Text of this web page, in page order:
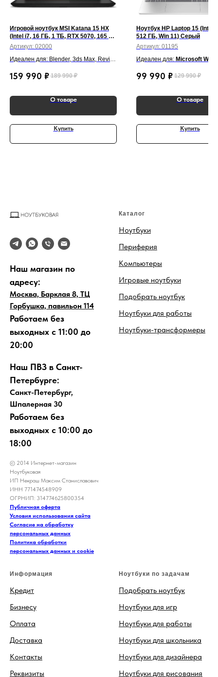
Игровой ноутбук MSI Katana 15 HX
(Intel i7, 16 ГБ, 1 ТБ, RTX 5070, 165 Гц,
Win 11) Черный
Артикул: 02000
Идеален для: Blender, 3ds Max, Revit,
Photoshop, Cyberpunk 2077, CS2
159 990 ₽ 189 990 ₽
О товаре
Купить
Ноутбук HP Laptop 15 (Intel
512 ГБ, Win 11) Серый
Артикул: 01195
Идеален для: Microsoft
Photoshop, Canva, браузер
99 990 ₽ 129 990 ₽
О товаре
Купить
Наш магазин по
адресу:
Москва, Барклая 8, ТЦ
Горбушка, павильон 114
Работаем без
выходных с 11:00 до
20:00
Наш ПВЗ в Санкт-
Петербурге:
Санкт-Петербург,
Шпалерная 30
Работаем без
выходных с 10:00 до
18:00
© 2014 Интернет-магазин
Ноутбуковая
ИП Некраш Максим Станиславович
ИНН 771474548909
ОГРНИП: 314774625800354
Публичная оферта
Условия использования сайта
Согласие на обработку
персональных данных
Политика обработки
персональных данных и cookie
Каталог
Ноутбуки
Периферия
Компьютеры
Игровые ноутбуки
Подобрать ноутбук
Ноутбуки для работы
Ноутбуки-трансформеры
Информация
Кредит
Бизнесу
Оплата
Доставка
Контакты
Реквизиты
Ноутбуки по задачам
Подобрать ноутбук
Ноутбуки для игр
Ноутбуки для работы
Ноутбуки для школьника
Ноутбуки для дизайнера
Ноутбуки для рисования